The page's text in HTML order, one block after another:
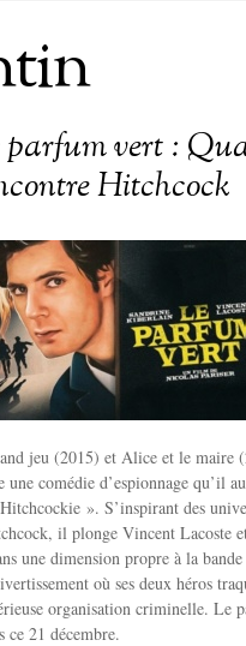
parfum vert :
Hitchcock
jeu (2015) et Alice et le maire
une comédie d’espionnage qu’il
». S’inspirant des
il plonge Vincent Lacoste
une dimension propre à la bande
où ses deux héros
organisation criminelle. Le
ce 21 décembre.